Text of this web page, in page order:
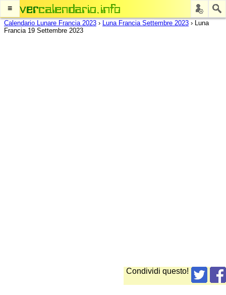
≡
Calendario Lunare Francia 2023 › Luna Francia Settembre 2023 › Luna
Francia 19 Settembre 2023
Condividi questo!